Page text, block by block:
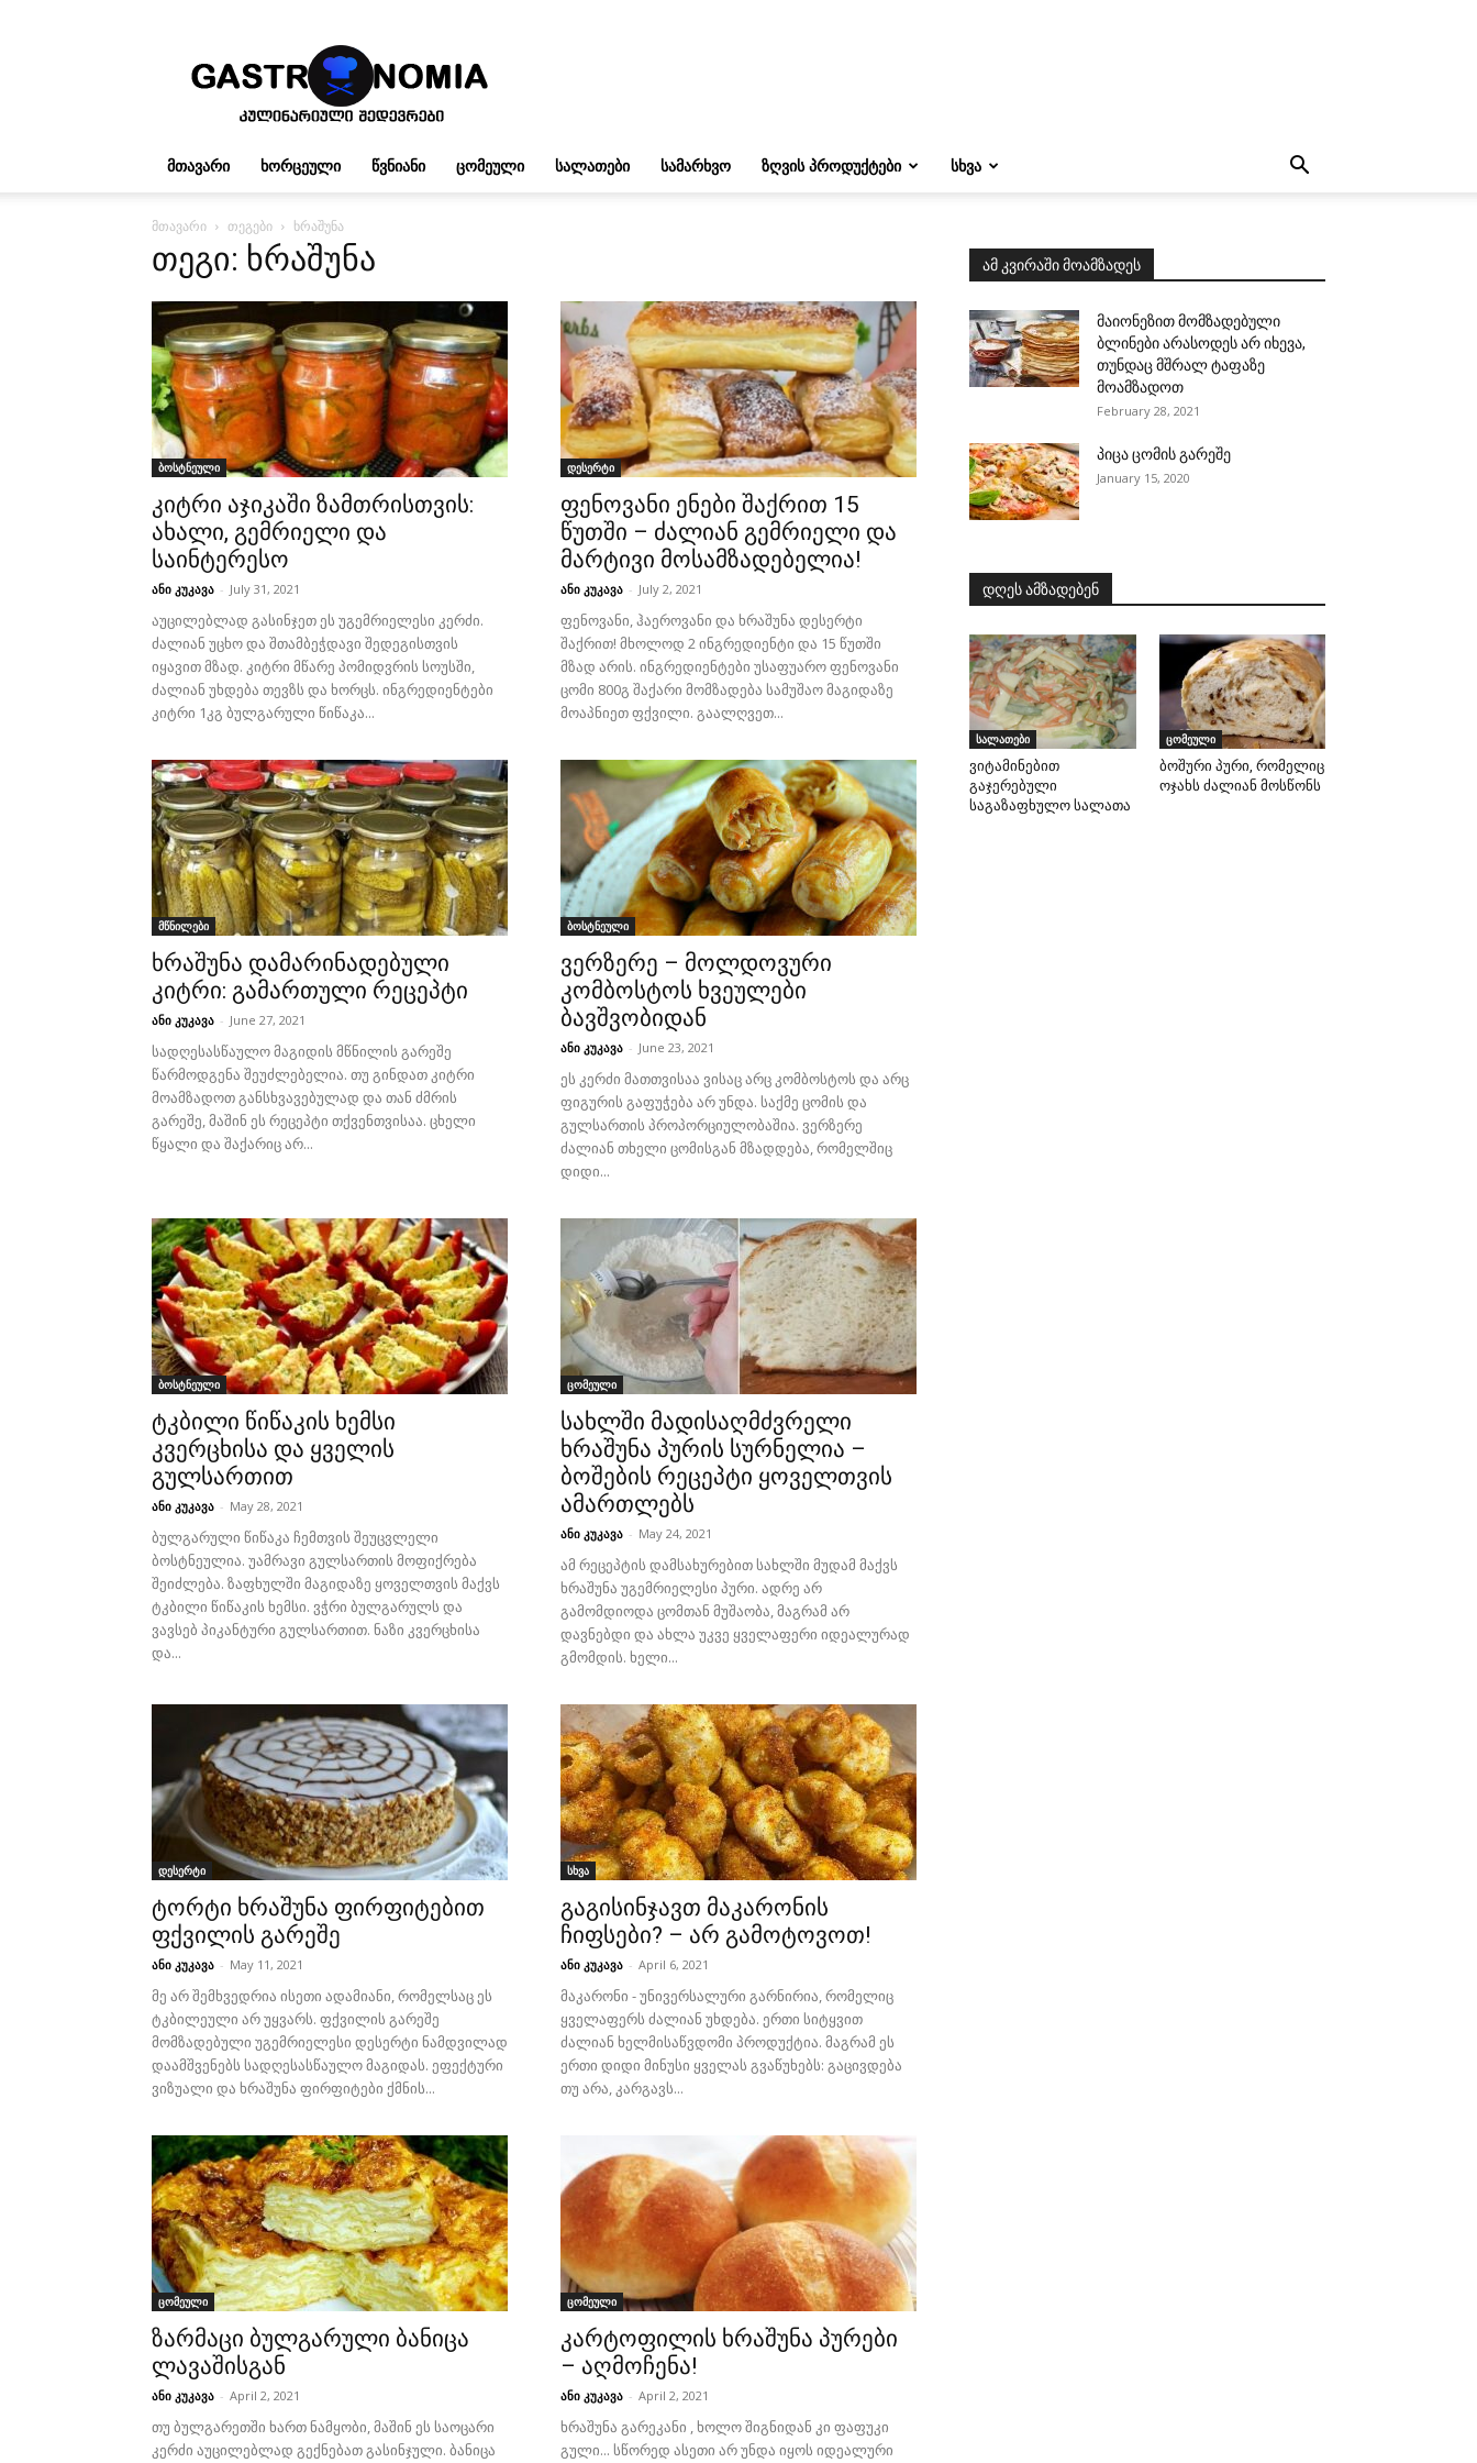
გასტრონომია
ᲛᲗᲐᲕᲐᲠᲘ ᲮᲝᲠᲪᲔᲣᲚᲘ ᲬᲕᲜᲘᲐᲜᲘ ᲪᲝᲛᲔᲣᲚᲘ ᲡᲐᲚᲐᲗᲔᲑᲘ ᲡᲐᲛᲐᲠᲮᲕᲝ ᲖᲦᲕᲘᲡ ᲞᲠᲝᲓᲣᲥᲢᲔᲑᲘ ᲡᲮᲕᲐ
მთავარი თეგები ხრაშუნა
თეგი: ხრაშუნა
ბოსტნეული
კიტრი აჯიკაში ზამთრისთვის:
ახალი, გემრიელი და
საინტერესო
ანი კუკავა - July 31, 2021
აუცილებლად გასინჯეთ ეს უგემრიელესი კერძი.
ძალიან უცხო და შთამბეჭდავი შედეგისთვის
იყავით მზად. კიტრი მწარე პომიდვრის სოუსში,
ძალიან უხდება თევზს და ხორცს. ინგრედიენტები
კიტრი 1კგ ბულგარული წიწაკა...
დესერტი
ფენოვანი ენები შაქრით 15
წუთში – ძალიან გემრიელი და
მარტივი მოსამზადებელია!
ანი კუკავა - July 2, 2021
ფენოვანი, ჰაეროვანი და ხრაშუნა დესერტი
შაქრით! მხოლოდ 2 ინგრედიენტი და 15 წუთში
მზად არის. ინგრედიენტები უსაფუარო ფენოვანი
ცომი 800გ შაქარი მომზადება სამუშაო მაგიდაზე
მოაპნიეთ ფქვილი. გაალღვეთ...
მწნილები
ხრაშუნა დამარინადებული
კიტრი: გამართული რეცეპტი
ანი კუკავა - June 27, 2021
სადღესასწაულო მაგიდის მწნილის გარეშე
წარმოდგენა შეუძლებელია. თუ გინდათ კიტრი
მოამზადოთ განსხვავებულად და თან ძმრის
გარეშე, მაშინ ეს რეცეპტი თქვენთვისაა. ცხელი
წყალი და შაქარიც არ...
ბოსტნეული
ვერზერე – მოლდოვური
კომბოსტოს ხვეულები
ბავშვობიდან
ანი კუკავა - June 23, 2021
ეს კერძი მათთვისაა ვისაც არც კომბოსტოს და არც
ფიგურის გაფუჭება არ უნდა. საქმე ცომის და
გულსართის პროპორციულობაშია. ვერზერე
ძალიან თხელი ცომისგან მზადდება, რომელშიც
დიდი...
ბოსტნეული
ტკბილი წიწაკის ხემსი
კვერცხისა და ყველის
გულსართით
ანი კუკავა - May 28, 2021
ბულგარული წიწაკა ჩემთვის შეუცვლელი
ბოსტნეულია. უამრავი გულსართის მოფიქრება
შეიძლება. ზაფხულში მაგიდაზე ყოველთვის მაქვს
ტკბილი წიწაკის ხემსი. ვჭრი ბულგარულს და
ვავსებ პიკანტური გულსართით. ნაზი კვერცხისა
და...
ცომეული
სახლში მადისაღმძვრელი
ხრაშუნა პურის სურნელია –
ბოშების რეცეპტი ყოველთვის
ამართლებს
ანი კუკავა - May 24, 2021
ამ რეცეპტის დამსახურებით სახლში მუდამ მაქვს
ხრაშუნა უგემრიელესი პური. ადრე არ
გამომდიოდა ცომთან მუშაობა, მაგრამ არ
დავნებდი და ახლა უკვე ყველაფერი იდეალურად
გმომდის. ხელი...
დესერტი
ტორტი ხრაშუნა ფირფიტებით
ფქვილის გარეშე
ანი კუკავა - May 11, 2021
მე არ შემხვედრია ისეთი ადამიანი, რომელსაც ეს
ტკბილეული არ უყვარს. ფქვილის გარეშე
მომზადებული უგემრიელესი დესერტი ნამდვილად
დაამშვენებს სადღესასწაულო მაგიდას. ეფექტური
ვიზუალი და ხრაშუნა ფირფიტები ქმნის...
სხვა
გაგისინჯავთ მაკარონის
ჩიფსები? – არ გამოტოვოთ!
ანი კუკავა - April 6, 2021
მაკარონი - უნივერსალური გარნირია, რომელიც
ყველაფერს ძალიან უხდება. ერთი სიტყვით
ძალიან ხელმისაწვდომი პროდუქტია. მაგრამ ეს
ერთი დიდი მინუსი ყველას გვაწუხებს: გაცივდება
თუ არა, კარგავს...
ცომეული
ზარმაცი ბულგარული ბანიცა
ლავაშისგან
ანი კუკავა - April 2, 2021
თუ ბულგარეთში ხართ ნამყობი, მაშინ ეს საოცარი
კერძი აუცილებლად გექნებათ გასინჯული. ბანიცა
ცომეული
კარტოფილის ხრაშუნა პურები
– აღმოჩენა!
ანი კუკავა - April 2, 2021
ხრაშუნა გარეკანი , ხოლო შიგნიდან კი ფაფუკი
გული... სწორედ ასეთი არ უნდა იყოს იდეალური
ამ კვირაში მოამზადეს
მაიონეზით მომზადებული
ბლინები არასოდეს არ იხევა,
თუნდაც მშრალ ტაფაზე
მოამზადოთ
February 28, 2021
პიცა ცომის გარეშე
January 15, 2020
დღეს ამზადებენ
სალათები
ვიტამინებით
გაჯერებული
საგაზაფხულო სალათა
ცომეული
ბოშური პური, რომელიც
ოჯახს ძალიან მოსწონს